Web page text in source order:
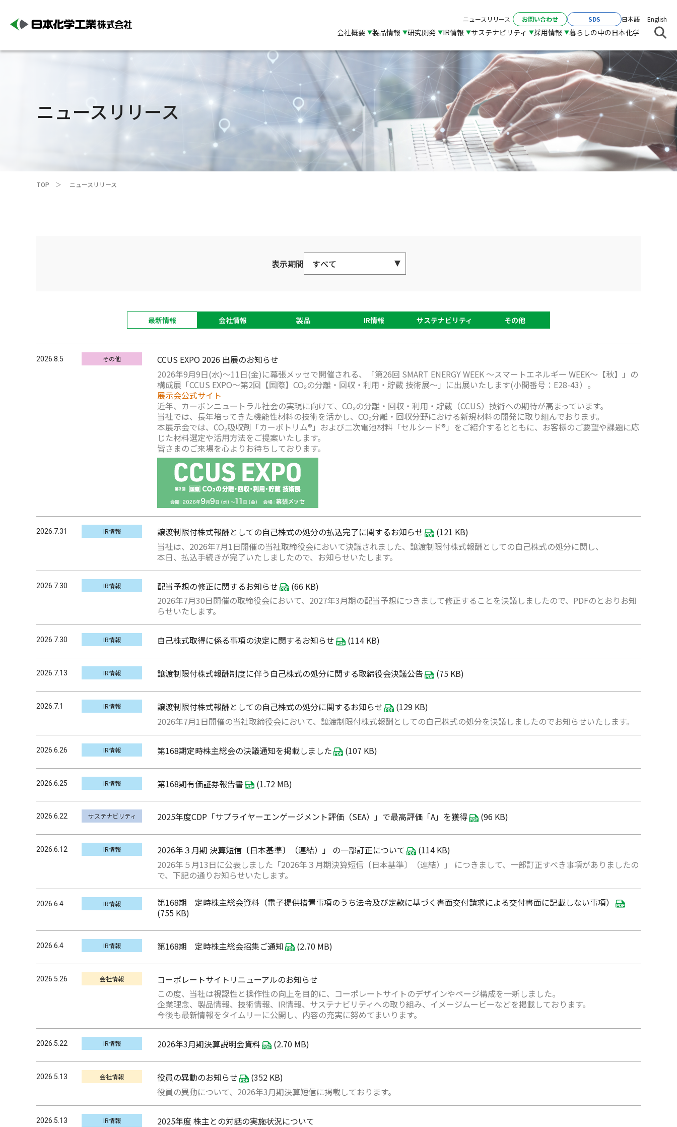
ニュースリリース お問い合わせ SDS English
日本語
会社概要 製品情報 研究開発 IR情報 サステナビリティ 採用情報 暮らしの中の日本化学
ニュースリリース
TOP ニュースリリース
表示期間
最新情報 会社情報 製品 IR情報 サステナビリティ その他
2026.8.5 その他
CCUS EXPO 2026 出展のお知らせ
2026年9月9日(水)～11日(金)に幕張メッセで開催される、「第26回 SMART ENERGY WEEK ～スマートエネルギー WEEK～【秋】」の
構成展「CCUS EXPO～第2回【国際】CO₂の分離・回収・利用・貯蔵 技術展～」に出展いたします(小間番号：E28-43）。
展示会公式サイト
近年、カーボンニュートラル社会の実現に向けて、CO₂の分離・回収・利用・貯蔵（CCUS）技術への期待が高まっています。
当社では、長年培ってきた機能性材料の技術を活かし、CO₂分離・回収分野における新規材料の開発に取り組んでおります。
本展示会では、CO₂吸収剤「カーボトリム®」および二次電池材料「セルシード®」をご紹介するとともに、お客様のご要望や課題に応
じた材料選定や活用方法をご提案いたします。
皆さまのご来場を心よりお待ちしております。
2026.7.31 IR情報 譲渡制限付株式報酬としての自己株式の処分の払込完了に関するお知らせ
(121 KB)
当社は、2026年7月1日開催の当社取締役会において決議されました、譲渡制限付株式報酬としての自己株式の処分に関し、
本日、払込手続きが完了いたしましたので、お知らせいたします。
2026.7.30 IR情報 配当予想の修正に関するお知らせ
(66 KB)
2026年7月30日開催の取締役会において、2027年3月期の配当予想につきまして修正することを決議しましたので、PDFのとおりお知
らせいたします。
2026.7.30 IR情報 自己株式取得に係る事項の決定に関するお知らせ (114 KB)
2026.7.13 IR情報 譲渡制限付株式報酬制度に伴う自己株式の処分に関する取締役会決議公告 (75 KB)
2026.7.1 IR情報 譲渡制限付株式報酬としての自己株式の処分に関するお知らせ
(129 KB)
2026年7月1日開催の当社取締役会において、譲渡制限付株式報酬としての自己株式の処分を決議しましたのでお知らせいたします。
2026.6.26 IR情報 第168期定時株主総会の決議通知を掲載しました (107 KB)
2026.6.25 IR情報 第168期有価証券報告書 (1.72 MB)
2026.6.22 サステナビリティ 2025年度CDP「サプライヤーエンゲージメント評価（SEA）」で最高評価「A」を獲得 (96 KB)
2026.6.12 IR情報 2026年３月期 決算短信〔日本基準〕（連結）」 の一部訂正について
(114 KB)
2026年５月13日に公表しました「2026年３月期決算短信〔日本基準〕（連結）」 につきまして、一部訂正すべき事項がありましたの
で、下記の通りお知らせいたします。
2026.6.4 IR情報
第168期 定時株主総会資料（電子提供措置事項のうち法令及び定款に基づく書面交付請求による交付書面に記載しない事項）
(755 KB)
2026.6.4 IR情報 第168期 定時株主総会招集ご通知 (2.70 MB)
2026.5.26 会社情報
コーポレートサイトリニューアルのお知らせ
この度、当社は視認性と操作性の向上を目的に、コーポレートサイトのデザインやページ構成を一新しました。
企業理念、製品情報、技術情報、IR情報、サステナビリティへの取り組み、イメージムービーなどを掲載しております。
今後も最新情報をタイムリーに公開し、内容の充実に努めてまいります。
2026.5.22 IR情報 2026年3月期決算説明会資料 (2.70 MB)
2026.5.13 会社情報 役員の異動のお知らせ
(352 KB)
役員の異動について、2026年3月期決算短信に掲載しております。
2026.5.13 IR情報 2025年度 株主との対話の実施状況について